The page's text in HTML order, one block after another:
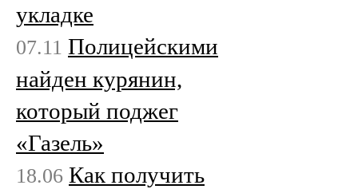
укладке
07.11 Полицейскими
найден курянин,
который поджег
«Газель»
18.06 Как получить